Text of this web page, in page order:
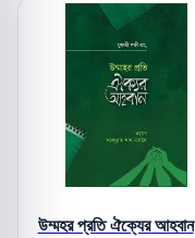
উম্মহর প্রতি ঐক্যের আহবান